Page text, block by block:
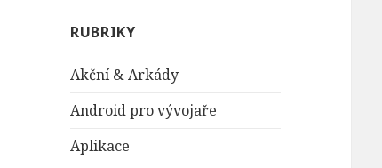
RUBRIKY
Akční & Arkády
Android pro vývojaře
Aplikace